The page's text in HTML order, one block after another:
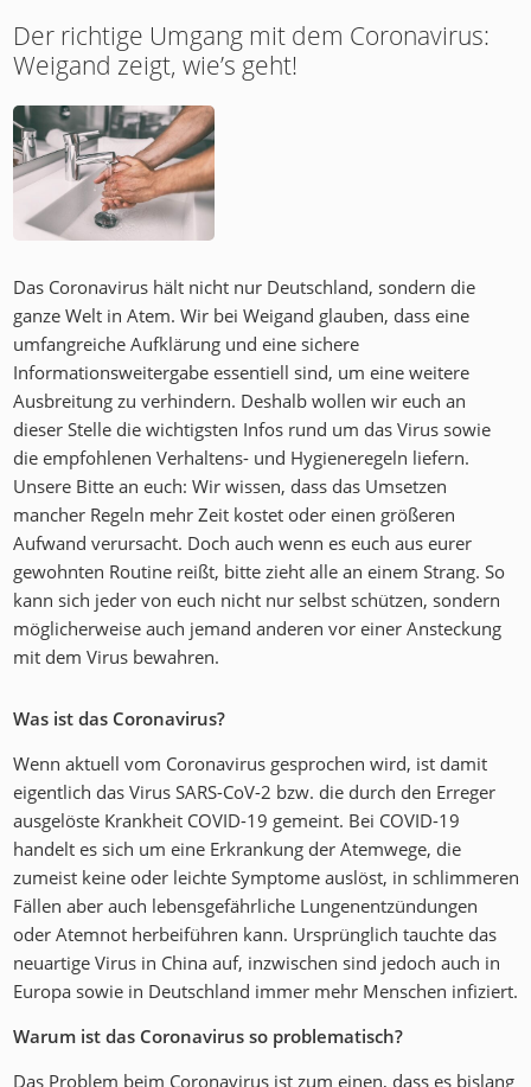
Der richtige Umgang mit dem Coronavirus:
Weigand zeigt, wie’s geht!
Das Coronavirus hält nicht nur Deutschland, sondern die
ganze Welt in Atem. Wir bei Weigand glauben, dass eine
umfangreiche Aufklärung und eine sichere
Informationsweitergabe essentiell sind, um eine weitere
Ausbreitung zu verhindern. Deshalb wollen wir euch an
dieser Stelle die wichtigsten Infos rund um das Virus sowie
die empfohlenen Verhaltens- und Hygieneregeln liefern.
Unsere Bitte an euch: Wir wissen, dass das Umsetzen
mancher Regeln mehr Zeit kostet oder einen größeren
Aufwand verursacht. Doch auch wenn es euch aus eurer
gewohnten Routine reißt, bitte zieht alle an einem Strang. So
kann sich jeder von euch nicht nur selbst schützen, sondern
möglicherweise auch jemand anderen vor einer Ansteckung
mit dem Virus bewahren.
Was ist das Coronavirus?
Wenn aktuell vom Coronavirus gesprochen wird, ist damit
eigentlich das Virus SARS-CoV-2 bzw. die durch den Erreger
ausgelöste Krankheit COVID-19 gemeint. Bei COVID-19
handelt es sich um eine Erkrankung der Atemwege, die
zumeist keine oder leichte Symptome auslöst, in schlimmeren
Fällen aber auch lebensgefährliche Lungenentzündungen
oder Atemnot herbeiführen kann. Ursprünglich tauchte das
neuartige Virus in China auf, inzwischen sind jedoch auch in
Europa sowie in Deutschland immer mehr Menschen infiziert.
Warum ist das Coronavirus so problematisch?
Das Problem beim Coronavirus ist zum einen, dass es bislang